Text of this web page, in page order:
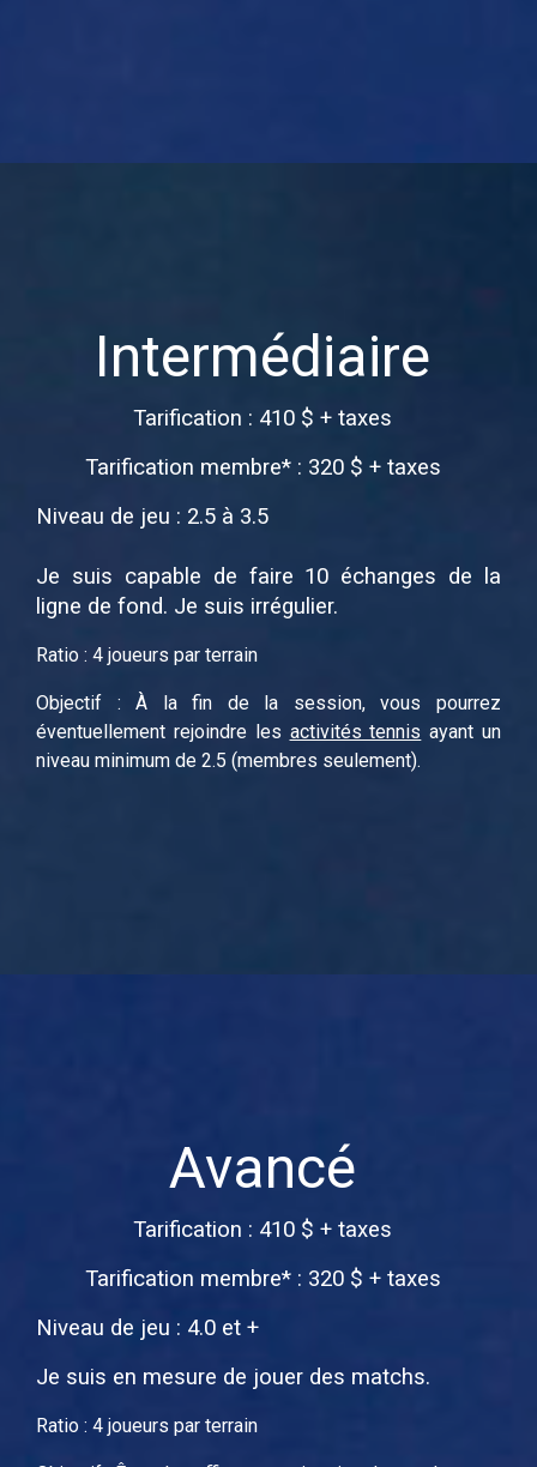
Intermédiaire
Tarification : 410 $ + taxes
Tarification membre* : 320 $ + taxes
Niveau de jeu : 2.5 à 3.5
Je suis capable de faire 10 échanges de la
ligne de fond. Je suis irrégulier.
Ratio : 4 joueurs par terrain
Objectif : À la fin de la session, vous pourrez
éventuellement rejoindre les activités tennis ayant un
niveau minimum de 2.5 (membres seulement).
Avancé
Tarification : 410 $ + taxes
Tarification membre* : 320 $ + taxes
Niveau de jeu : 4.0 et +
Je suis en mesure de jouer des matchs.
Ratio : 4 joueurs par terrain